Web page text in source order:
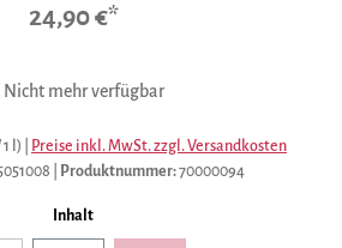
24,90 €*
Nicht mehr verfügbar
l)
Preise inkl. MwSt. zzgl. Versandkosten
Produktnummer:70000094
Inhaltauswählen